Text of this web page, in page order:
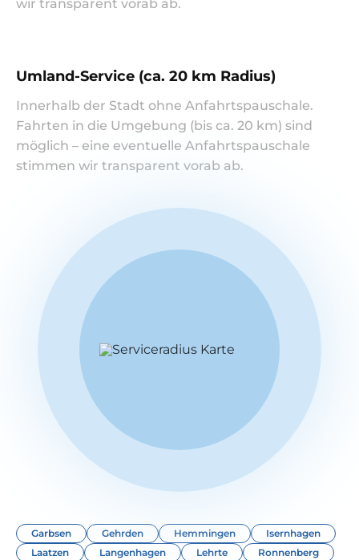
wir transparent vorab ab.
Umland-Service (ca. 20 km Radius)
Innerhalb der Stadt ohne Anfahrtspauschale.
Fahrten in die Umgebung (bis ca. 20 km) sind
möglich – eine eventuelle Anfahrtspauschale
stimmen wir transparent vorab ab.
Garbsen Gehrden Hemmingen
Isernhagen
Laatzen
Langenhagen Lehrte
Ronnenberg